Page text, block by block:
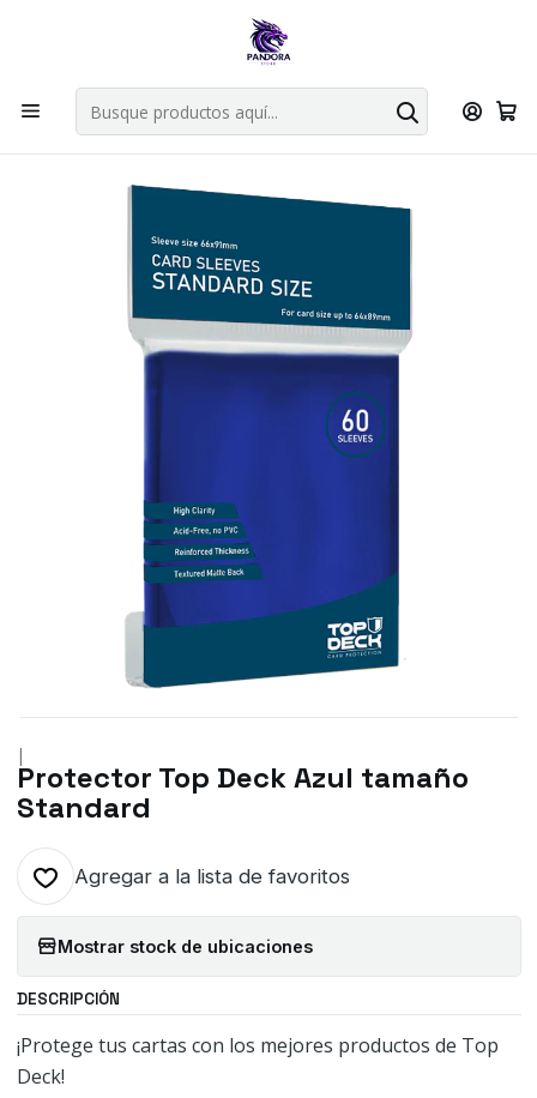
Por compras en cartas singles superiores a 49.990 el envio es
Explorar singles
Inicio Juegos de cartas TCG Accesorios TCG
Protector Top Deck Azul tamaño Standard
|
Protector Top Deck Azul tamaño
Standard
Agregar a la lista de favoritos
Mostrar stock de ubicaciones
DESCRIPCIÓN
¡Protege tus cartas con los mejores productos de Top
Deck!